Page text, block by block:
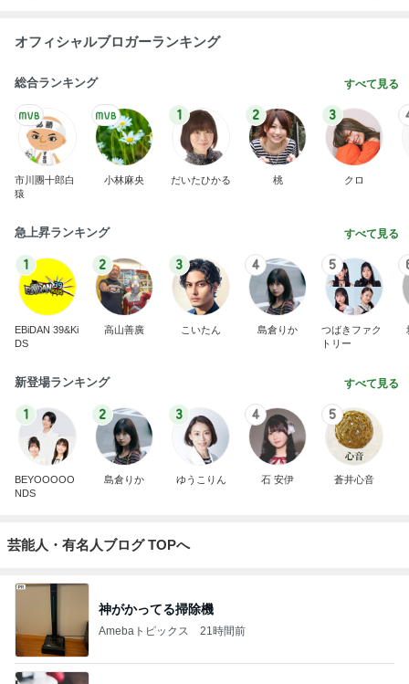
オフィシャルブロガーランキング
総合ランキング すべて見る
市川團十郎白
猿
小林麻央
1
だいたひかる
2
桃
3
クロ
急上昇ランキング すべて見る
1
EBiDAN 39&Ki
DS
2
高山善廣
3
こいたん
4
島倉りか
5
つばきファク
トリー
新登場ランキング すべて見る
1
BEYOOOOO
NDS
2
島倉りか
3
ゆうこりん
4
石 安伊
5
蒼井心音
芸能人・有名人ブログ TOPへ
神がかってる掃除機
Amebaトピックス 21時間前